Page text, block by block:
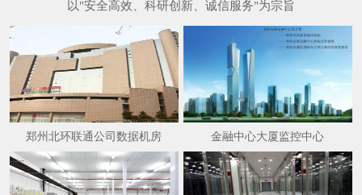
以"安全高效、科研创新、诚信服务"为宗旨
郑州北环联通公司数据机房 金融中心大厦监控中心